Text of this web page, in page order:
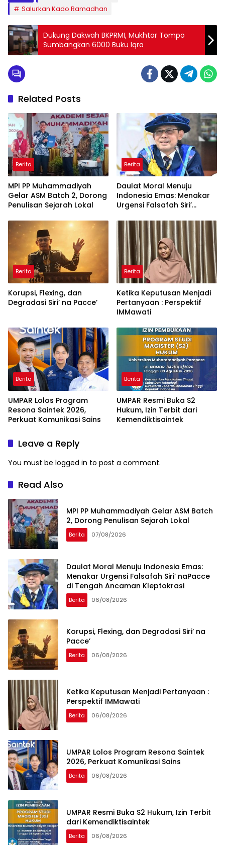
Salurkan Kado Ramadhan
Dukung Dakwah BKPRMI, Mukhtar Tompo
Sumbangkan 6000 Buku Iqra
Related Posts
Berita
MPI PP Muhammadiyah
Gelar ASM Batch 2, Dorong
Penulisan Sejarah Lokal
Berita
Daulat Moral Menuju
Indonesia Emas: Menakar
Urgensi Falsafah Siri’
Ancaman Kleptokrasi
Berita
Korupsi, Flexing, dan
Degradasi Siri’ na Pacce’
Berita
Ketika Keputusan Menjadi
Pertanyaan : Perspektif
IMMawati
Berita
UMPAR Lolos Program
Resona Saintek 2026,
Perkuat Komunikasi Sains
Berita
UMPAR Resmi Buka S2
Hukum, Izin Terbit dari
Kemendiktisaintek
Leave a Reply
You must be logged in to post a comment.
Read Also
MPI PP Muhammadiyah Gelar ASM Batch
2, Dorong Penulisan Sejarah Lokal
Berita 07/08/2026
Daulat Moral Menuju Indonesia Emas:
Menakar Urgensi Falsafah Siri’ naPacce
di Tengah Ancaman Kleptokrasi
Berita 06/08/2026
Korupsi, Flexing, dan Degradasi Siri’ na
Pacce’
Berita 06/08/2026
Ketika Keputusan Menjadi Pertanyaan :
Perspektif IMMawati
Berita 06/08/2026
UMPAR Lolos Program Resona Saintek
2026, Perkuat Komunikasi Sains
Berita 06/08/2026
UMPAR Resmi Buka S2 Hukum, Izin Terbit
dari Kemendiktisaintek
Berita 06/08/2026